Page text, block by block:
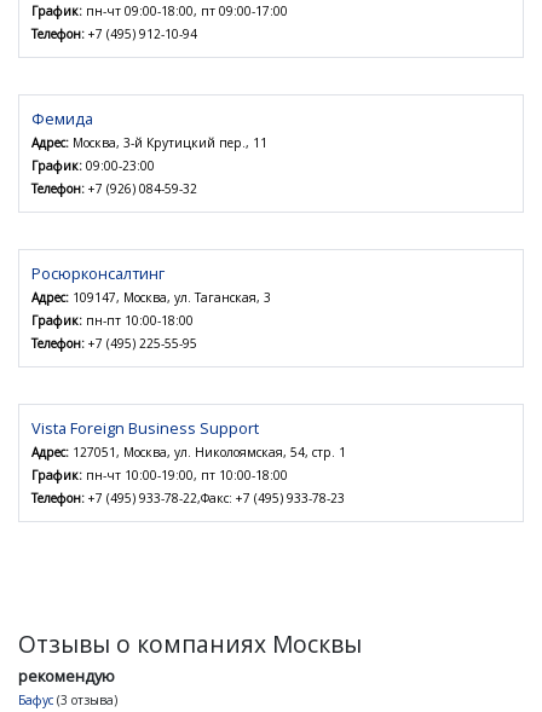
График: пн-чт 09:00-18:00, пт 09:00-17:00
Телефон: +7 (495) 912-10-94
Фемида
Адрес: Москва, 3-й Крутицкий пер., 11
График: 09:00-23:00
Телефон: +7 (926) 084-59-32
Росюрконсалтинг
Адрес: 109147, Москва, ул. Таганская, 3
График: пн-пт 10:00-18:00
Телефон: +7 (495) 225-55-95
Vista Foreign Business Support
Адрес: 127051, Москва, ул. Николоямская, 54, стр. 1
График: пн-чт 10:00-19:00, пт 10:00-18:00
Телефон: +7 (495) 933-78-22,Факс: +7 (495) 933-78-23
Отзывы о компаниях Москвы
рекомендую
Бафус (3 отзыва)